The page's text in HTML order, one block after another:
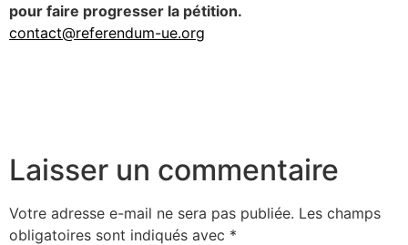
pour faire progresser la pétition.
contact@referendum-ue.org
Laisser un commentaire
Votre adresse e-mail ne sera pas publiée. Les champs
obligatoires sont indiqués avec *